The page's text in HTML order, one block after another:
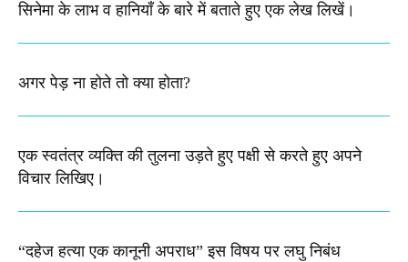
सिनेमा के लाभ व हानियाँ के बारे में बताते हुए एक लेख लिखें।
अगर पेड़ ना होते तो क्या होता?
एक स्वतंत्र व्यक्ति की तुलना उड़ते हुए पक्षी से करते हुए अपने
विचार लिखिए। ​
“दहेज हत्या एक कानूनी अपराध” इस विषय पर लघु निबंध